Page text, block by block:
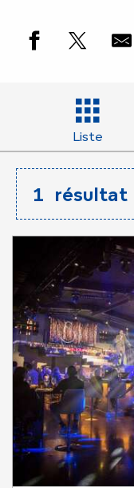
Liste
1 résultat